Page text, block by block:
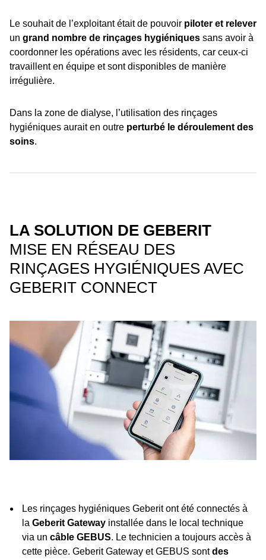
Le souhait de l’exploitant était de pouvoir piloter et relever
un grand nombre de rinçages hygiéniques sans avoir à
coordonner les opérations avec les résidents, car ceux-ci
travaillent en équipe et sont disponibles de manière
irrégulière.
Dans la zone de dialyse, l’utilisation des rinçages
hygiéniques aurait en outre perturbé le déroulement des
soins.
LA SOLUTION DE GEBERIT
MISE EN RÉSEAU DES
RINÇAGES HYGIÉNIQUES AVEC
GEBERIT CONNECT
Les rinçages hygiéniques Geberit ont été connectés à
la Geberit Gateway installée dans le local technique
via un câble GEBUS. Le technicien a toujours accès à
cette pièce. Geberit Gateway et GEBUS sontdes